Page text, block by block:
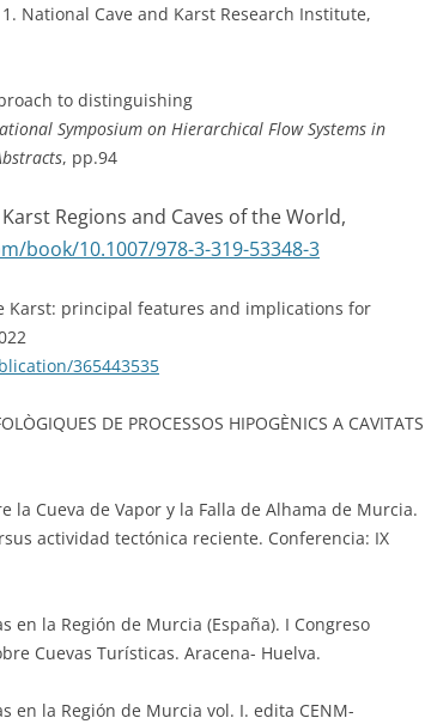
National Cave and Karst Research Institute,
to distinguishing
Symposium on Hierarchical Flow Systems in
, pp.94
Regions and Caves of the World,
book/10.1007/978-3-319-53348-3
Karst: principal features and implications for
365443535
DE PROCESSOS HIPOGÈNICS A CAVITATS
la Cueva de Vapor y la Falla de Alhama de Murcia.
actividad tectónica reciente. Conferencia: IX
en la Región de Murcia (España). I Congreso
Cuevas Turísticas. Aracena- Huelva.
en la Región de Murcia vol. I. edita CENM-